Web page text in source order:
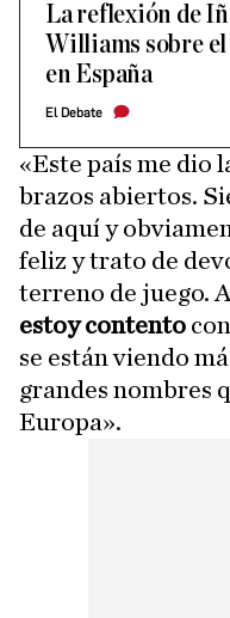
La reflexión de
Williams sobre
en España
El Debate
«Este país me dio
brazos abiertos.
de aquí y
feliz y trato de
terreno de juego.
estoy contento
se están viendo
grandes nombres
Europa».